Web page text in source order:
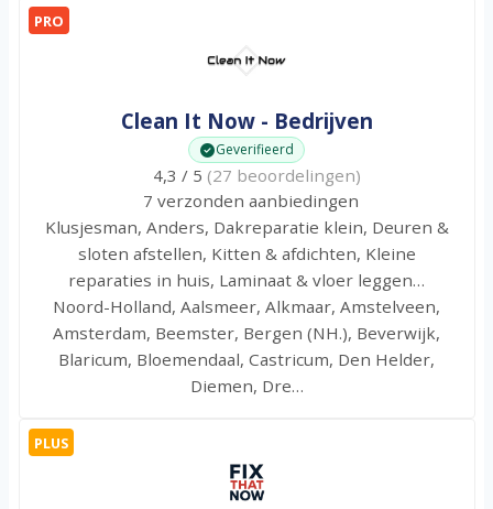
PRO
Clean It Now - Bedrijven
Geverifieerd
4,3 / 5 (27 beoordelingen)
7 verzonden aanbiedingen
Klusjesman, Anders, Dakreparatie klein, Deuren &
sloten afstellen, Kitten & afdichten, Kleine
reparaties in huis, Laminaat & vloer leggen…
Noord-Holland, Aalsmeer, Alkmaar, Amstelveen,
Amsterdam, Beemster, Bergen (NH.), Beverwijk,
Blaricum, Bloemendaal, Castricum, Den Helder,
Diemen, Dre…
PLUS